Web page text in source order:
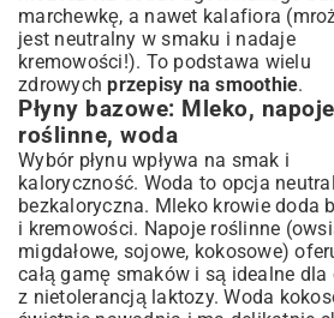
marchewkę, a nawet kalafiora
jest neutralny w smaku i nadaje
kremowości!). To podstawa wielu
zdrowychprzepisy na smoothie.
Płyny bazowe: Mleko, napoje
roślinne, woda
Wybór płynu wpływa na smak i
kaloryczność. Woda to opcja
bezkaloryczna. Mleko krowie doda
i kremowości. Napoje roślinne
migdałowe, sojowe, kokosowe)
całą gamę smaków i są idealne dla
z nietolerancją laktozy. Woda